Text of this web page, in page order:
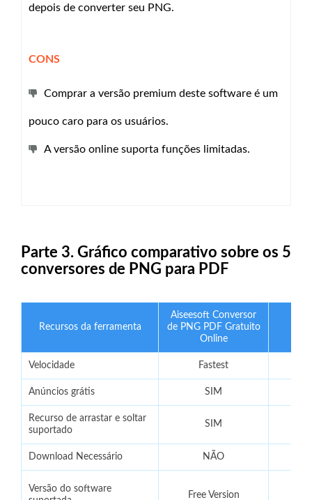
depois de converter seu PNG.
CONS
Comprar a versão premium deste software é um
pouco caro para os usuários.
A versão online suporta funções limitadas.
Parte 3. Gráfico comparativo sobre os 5
conversores de PNG para PDF
Recursos da ferramenta
Aiseesoft Conversor
de PNG PDF Gratuito
Online
Velocidade Fastest
Anúncios grátis SIM
Recurso de arrastar e soltar
suportado
SIM
Download Necessário NÃO
Versão do software
Free Version